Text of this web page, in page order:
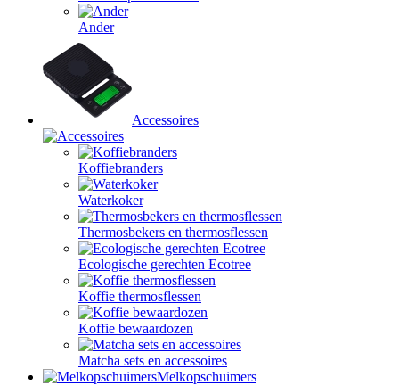
Ander
Accessoires
Koffiebranders
Waterkoker
Thermosbekers en thermosflessen
Ecologische gerechten Ecotree
Koffie thermosflessen
Koffie bewaardozen
Matcha sets en accessoires
Melkopschuimers